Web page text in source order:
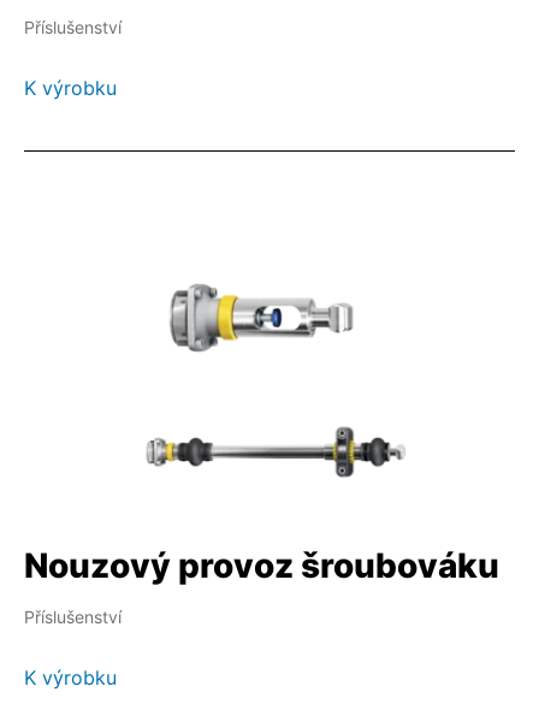
Příslušenství
K výrobku
Nouzový provoz šroubováku
Příslušenství
K výrobku